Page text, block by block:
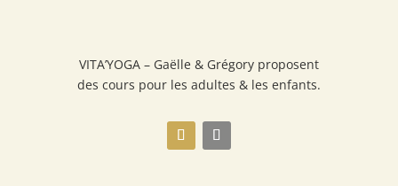
VITA’YOGA – Gaëlle & Grégory proposent
des cours pour les adultes & les enfants.